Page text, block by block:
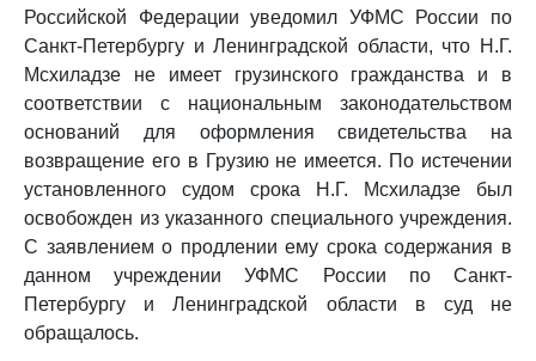
Российской Федерации уведомил УФМС России по
Санкт-Петербургу и Ленинградской области, что Н.Г.
Мсхиладзе не имеет грузинского гражданства и в
соответствии с национальным законодательством
оснований для оформления свидетельства на
возвращение его в Грузию не имеется. По истечении
установленного судом срока Н.Г. Мсхиладзе был
освобожден из указанного специального учреждения.
С заявлением о продлении ему срока содержания в
данном учреждении УФМС России по Санкт-
Петербургу и Ленинградской области в суд не
обращалось.